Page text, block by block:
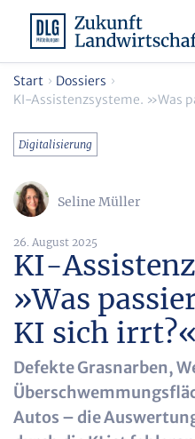
Start
Dossiers
KI-Assistenzsysteme. »Was
Digitalisierung
Seline Müller
26. August 2025
KI-
»Was
KI sich irrt?«
Defekte Grasnarben,
Autos – die